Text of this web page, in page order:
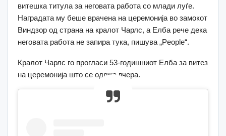
витешка титула за неговата работа со млади луѓе.
Наградата му беше врачена на церемонија во замокот
Виндзор од страна на кралот Чарлс, а Елба рече дека
неговата работа не запира тука, пишува „People“.
Кралот Чарлс го прогласи 53-годишниот Елба за витез
на церемонија што се одржа вчера.